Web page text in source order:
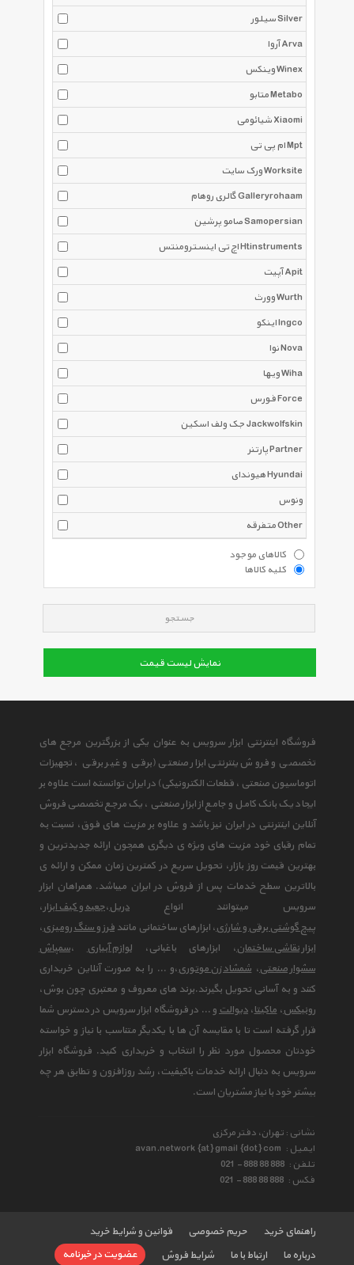
سیلور Silver
آروا Arva
وینکس Winex
متابو Metabo
شیائومی Xiaomi
ام پی تی Mpt
ورک سایت Worksite
گالری روهام Galleryrohaam
صامو پرشین Samopersian
اچ تی اینسترومنتس Htinstruments
آپیت Apit
وورث Wurth
اینکو Ingco
نوا Nova
ویها Wiha
فورس Force
جک ولف اسکین Jackwolfskin
پارتنر Partner
هیوندای Hyundai
ونوس
متفرقه Other
کالاهای موجود
کلیه کالاها
جستجو
نمایش لیست قیمت
فروشگاه اینترنتی ابزار سرویس به عنوان یکی از بزرگترین مرجع های
تخصصی و فروش ینترنتی ابزار صنعتی (برقی و غیر برقی ، تجهیزات
اتوماسیون صنعتی ، قطعات الکترونیکی) در ایران توانسته است علاوه بر
ایجاد یک بانک کامل و جامع از ابزار صنعتی ، یک مرجع تخصصی فروش
آنلاین اینترنتی در ایران نیز باشد و علاوه بر مزیت های فوق، نسبت به
تمام رقبای خود مزیت های ویژه ی دیگری همچون ارائه جدیدترین و
بهترین قیمت روز بازار، تحویل سریع در کمترین زمان ممکن و ارائه ی
بالاترین سطح خدمات پس از فروش در ایران میباشد. همراهان ابزار
سرویس میتوانند انواع دریل،جعبه و کیف ابزار،
پیچ گوشتی برقی و شارژی، ابزارهای ساختمانی مانند فرز و سنگ رومیزی،
ابزار نقاشی ساختمان، ابزارهای باغبانی،لوازم آبیاری ،سمپاش
سشوار صنعتی،شمشاد زن موتوری،و ... را به صورت آنلاین خریداری
کنند و به آسانی تحویل بگیرند.برند های معروف و معتبری چون بوش،
رونیکس،ماکیتا،دیوالتو ... در فروشگاه ابزار سرویس در دسترس شما
قرار گرفته است تا با مقایسه آن ها با یکدیگر متناسب با نیاز و خواسته
خودتان محصول مورد نظر را انتخاب و خریداری کنید. فروشگاه ابزار
سرویس به دنبال ارائه خدمات باکیفیت، رشد روزافزون و تطابق هر چه
بیشتر خود با نیاز مشتریان است.
نشانی : تهران، دفتر مرکزی
ایمیل : avan.network {at} gmail {dot} com
تلفن : 021 - 888 88 888
فکس : 021 - 888 88 888
راهنمای خرید حریم خصوصی
قوانین و شرایط خرید
درباره ما
ارتباط با ما شرایط فروش عضویت در خبرنامه